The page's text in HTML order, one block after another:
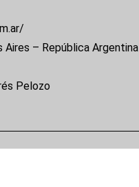
Aires – República Argentina
Pelozo